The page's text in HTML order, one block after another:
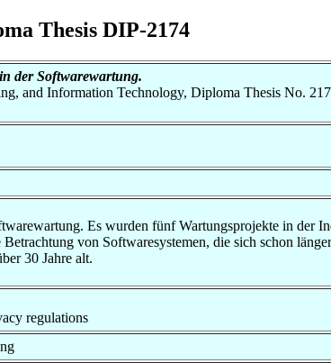
Thesis DIP-2174
der Softwarewartung.
and Information Technology, Diploma Thesis No.
Es wurden fünf Wartungsprojekte in der
von Softwaresystemen, die sich schon
30 Jahre alt.
regulations